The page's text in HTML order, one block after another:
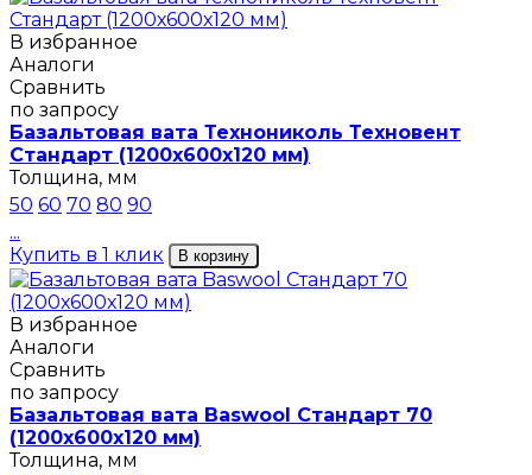
В избранное
Аналоги
Сравнить
по запросу
Базальтовая вата Технониколь Техновент
Стандарт (1200х600х120 мм)
Толщина, мм
50 60 70 80 90
...
Купить в 1 клик
В корзину
В избранное
Аналоги
Сравнить
по запросу
Базальтовая вата Baswool Стандарт 70
(1200х600х120 мм)
Толщина, мм